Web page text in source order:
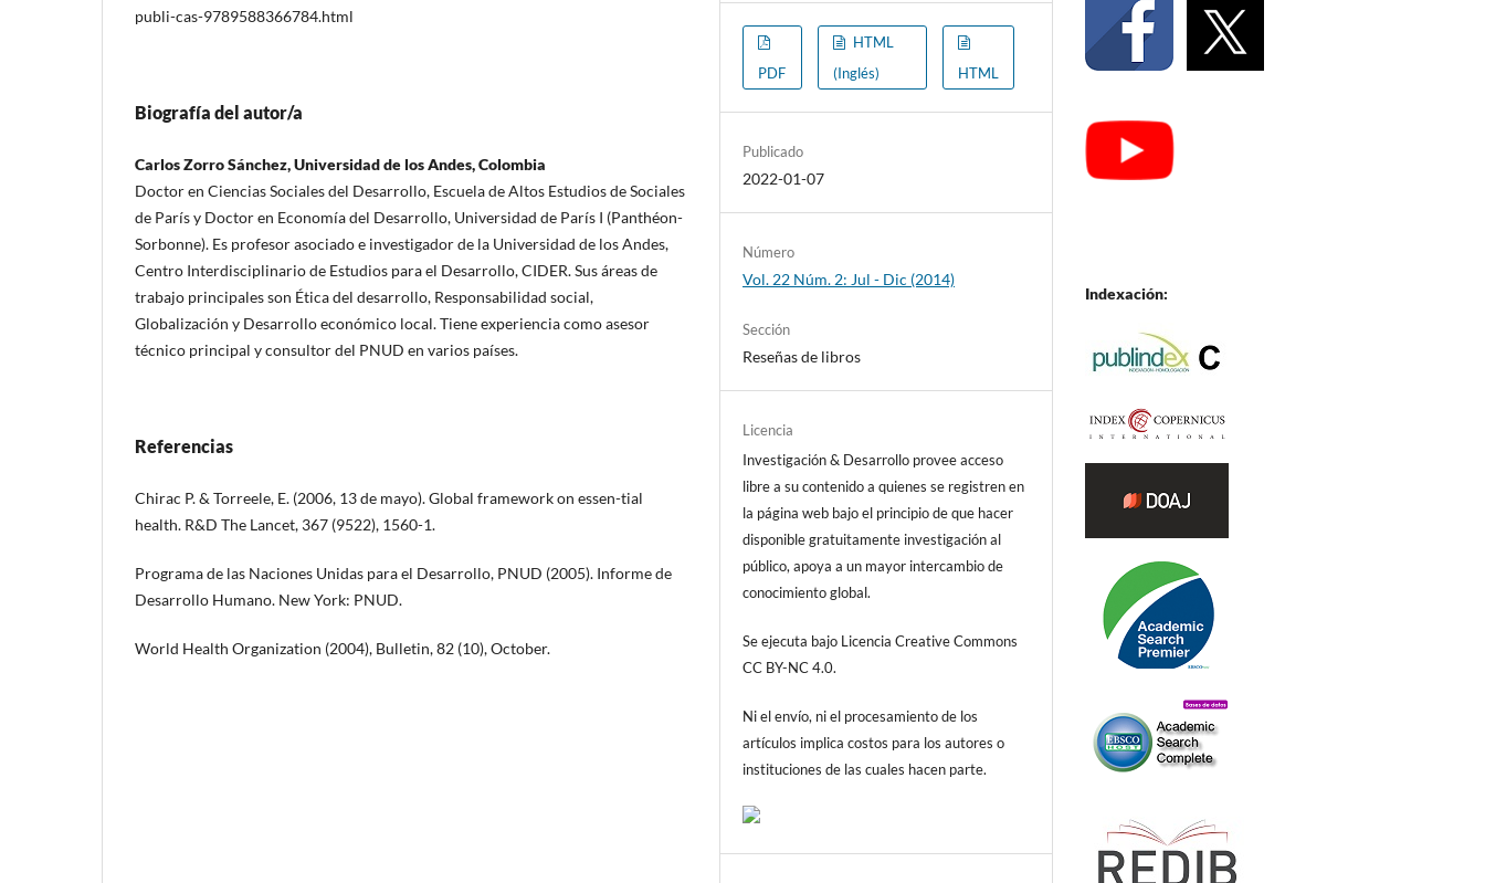
publi-cas-9789588366784.html
Biografía del autor/a
Carlos Zorro Sánchez, Universidad de los Andes, Colombia
Doctor en Ciencias Sociales del Desarrollo, Escuela de Altos Estudios de Sociales
de París y Doctor en Economía del Desarrollo, Universidad de París I (Panthéon-
Sorbonne). Es profesor asociado e investigador de la Universidad de los Andes,
Centro Interdisciplinario de Estudios para el Desarrollo, CIDER. Sus áreas de
trabajo principales son Ética del desarrollo, Responsabilidad social,
Globalización y Desarrollo económico local. Tiene experiencia como asesor
técnico principal y consultor del PNUD en varios países.
Referencias
Chirac P. & Torreele, E. (2006, 13 de mayo). Global framework on essen-tial
health. R&D The Lancet, 367 (9522), 1560-1.
Programa de las Naciones Unidas para el Desarrollo, PNUD (2005). Informe de
Desarrollo Humano. New York: PNUD.
World Health Organization (2004), Bulletin, 82 (10), October.
PDF
HTML
(Inglés)
HTML
Publicado
2022-01-07
Número
Vol. 22 Núm. 2: Jul - Dic (2014)
Sección
Reseñas de libros
Licencia
Investigación & Desarrollo provee acceso
libre a su contenido a quienes se registren en
la página web bajo el principio de que hacer
disponible gratuitamente investigación al
público, apoya a un mayor intercambio de
conocimiento global.
Se ejecuta bajo Licencia Creative Commons
CC BY-NC 4.0.
Ni el envío, ni el procesamiento de los
artículos implica costos para los autores o
instituciones de las cuales hacen parte.
Indexación: